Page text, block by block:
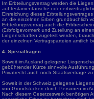
Im Erbteilungsvertrag werden die
auf testamentarische oder
Einreichung dieses
an die einzelnen Erben grundbuchlich
Erbteilungsvertrag auch die
(Erbfolgevormerk und Zuteilung an
Liegenschaften zugeteilt werden,
der einzelnen Vertragsparteien amtlich
4. Spezialfragen
Soweit im Ausland gelegene
gebührender Kürze sinnvolle
Privatrecht auch noch Staatsverträge
Soweit in der Schweiz gelegene
von Grundstücken durch Personen im
Nach diesem Gesetzeswerk benötigen